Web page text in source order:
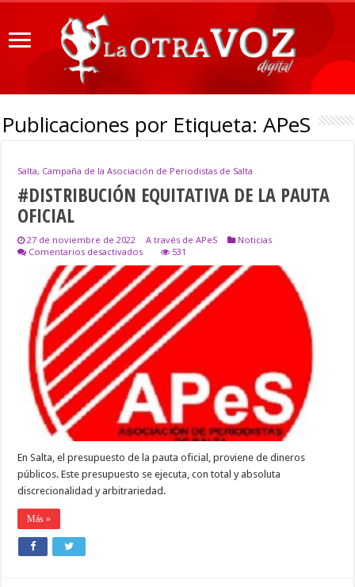
Publicaciones por Etiqueta:APeS
Salta, Campaña de la Asociación de Periodistas de Salta
#DISTRIBUCIÓN EQUITATIVA DE LA PAUTA
OFICIAL
27 de noviembre de 2022 A través de APeS
Noticias
Comentarios desactivadosen
#DISTRIBUCIÓN
EQUITATIVA
DE
LA
PAUTA
OFICIAL
531
En Salta, el presupuesto de la pauta oficial, proviene de dineros
públicos. Este presupuesto se ejecuta, con total y absoluta
discrecionalidad y arbitrariedad.
Más »